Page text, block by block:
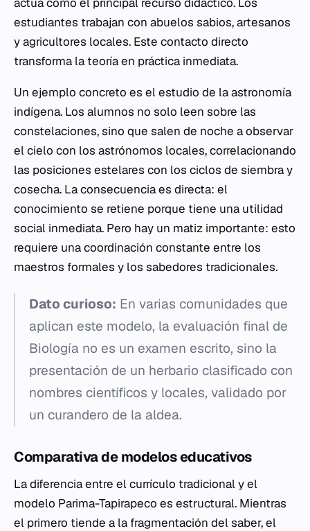
estudiantes trabajan con abuelos sabios, artesanos
y agricultores locales. Este contacto directo
transforma la teoría en práctica inmediata.
Un ejemplo concreto es el estudio de la astronomía
indígena. Los alumnos no solo leen sobre las
constelaciones, sino que salen de noche a observar
el cielo con los astrónomos locales, correlacionando
las posiciones estelares con los ciclos de siembra y
cosecha. La consecuencia es directa: el
conocimiento se retiene porque tiene una utilidad
social inmediata. Pero hay un matiz importante: esto
requiere una coordinación constante entre los
maestros formales y los sabedores tradicionales.
Dato curioso: En varias comunidades que
aplican este modelo, la evaluación final de
Biología no es un examen escrito, sino la
presentación de un herbario clasificado con
nombres científicos y locales, validado por
un curandero de la aldea.
Comparativa de modelos educativos
La diferencia entre el currículo tradicional y el
modelo Parima-Tapirapeco es estructural. Mientras
el primero tiende a la fragmentación del saber, el